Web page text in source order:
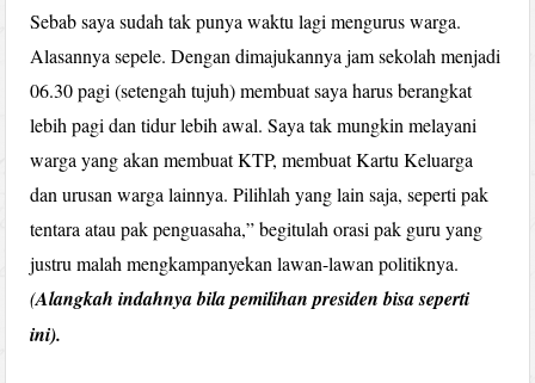
Sebab saya sudah tak punya waktu lagi mengurus warga.
Alasannya sepele. Dengan dimajukannya jam sekolah menjadi
06.30 pagi (setengah tujuh) membuat saya harus berangkat
lebih pagi dan tidur lebih awal. Saya tak mungkin melayani
warga yang akan membuat KTP, membuat Kartu Keluarga
dan urusan warga lainnya. Pilihlah yang lain saja, seperti pak
tentara atau pak penguasaha,” begitulah orasi pak guru yang
justru malah mengkampanyekan lawan-lawan politiknya.
(Alangkah indahnya bila pemilihan presiden bisa seperti
ini).